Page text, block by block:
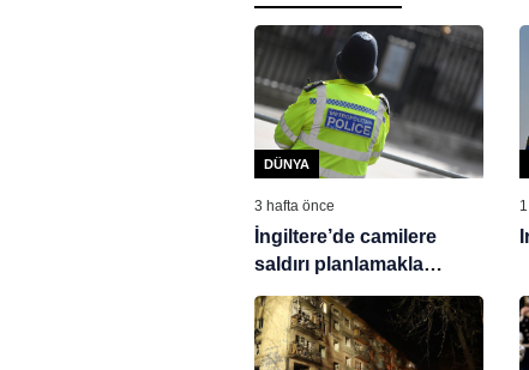
DÜNYA
3 hafta önce
İngiltere’de camilere
saldırı planlamakla
suçlanan çocuk hakim
karşısında